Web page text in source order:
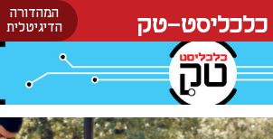
המהדורה
הדיגיטלית
כלכליסט-טק